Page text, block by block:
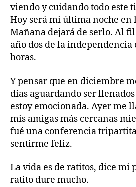
viendo y cuidando todo este
Hoy será mi última noche en
Mañana dejará de serlo. Al
año dos de la independencia
horas.
Y pensar que en diciembre
días aguardando ser
estoy emocionada. Ayer me
mis amigas más cercanas
fué una conferencia
sentirme feliz.
La vida es de ratitos, dice mi
ratito dure mucho.